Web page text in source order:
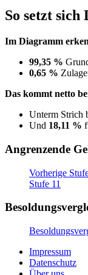
So setzt sich
Im Diagramm
99,35 %
0,65 %
Das kommt netto
Unterm Strich
Und 18,11 %
Angrenzende
Vorherige
Stufe 11
Impressum
Datenschutz